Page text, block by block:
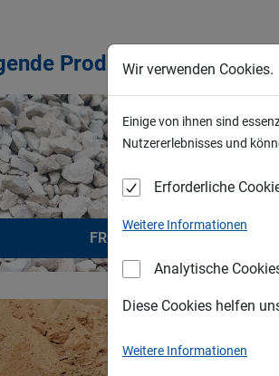
Produkte können
FROSTSCHUTZ
Wir verwenden Cookies.
Einige von ihnen sind
Nutzererlebnisses und
Erforderliche
Weitere Informationen
Analytische
Diese Cookies helfen
Weitere Informationen